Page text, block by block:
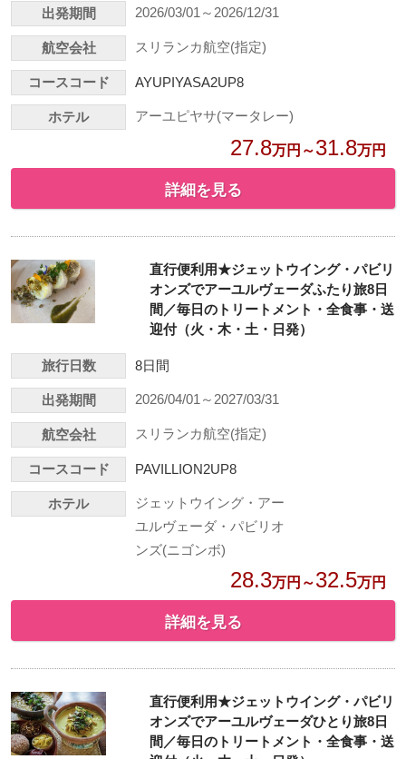
出発期間 2026/03/01～2026/12/31
航空会社 スリランカ航空(指定)
コースコード AYUPIYASA2UP8
ホテル アーユピヤサ(マータレー)
27.8万円～31.8万円
詳細を見る
直行便利用★ジェットウイング・パビリ
オンズでアーユルヴェーダふたり旅8日
間／毎日のトリートメント・全食事・送
迎付（火・木・土・日発）
旅行日数 8日間
出発期間 2026/04/01～2027/03/31
航空会社 スリランカ航空(指定)
コースコード PAVILLION2UP8
ホテル
ジェットウイング・アー
ユルヴェーダ・パビリオ
ンズ(ニゴンボ)
28.3万円～32.5万円
詳細を見る
直行便利用★ジェットウイング・パビリ
オンズでアーユルヴェーダひとり旅8日
間／毎日のトリートメント・全食事・送